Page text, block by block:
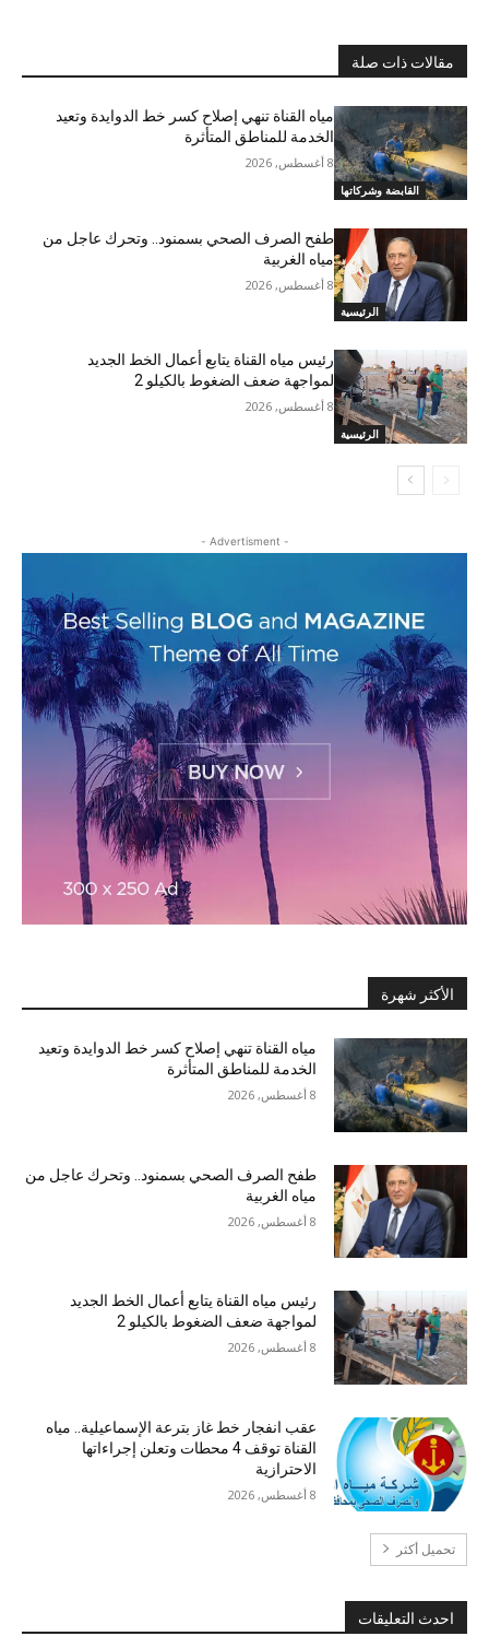
مقالات ذات صلة
القابضة وشركاتها
مياه القناة تنهي إصلاح كسر خط الدوايدة وتعيد
الخدمة للمناطق المتأثرة
8 أغسطس, 2026
الرئيسية
طفح الصرف الصحي بسمنود.. وتحرك عاجل من
مياه الغربية
8 أغسطس, 2026
الرئيسية
رئيس مياه القناة يتابع أعمال الخط الجديد
لمواجهة ضعف الضغوط بالكيلو 2
8 أغسطس, 2026
- Advertisment -
الأكثر شهرة
مياه القناة تنهي إصلاح كسر خط الدوايدة وتعيد
الخدمة للمناطق المتأثرة
8 أغسطس, 2026
طفح الصرف الصحي بسمنود.. وتحرك عاجل من
مياه الغربية
8 أغسطس, 2026
رئيس مياه القناة يتابع أعمال الخط الجديد
لمواجهة ضعف الضغوط بالكيلو 2
8 أغسطس, 2026
عقب انفجار خط غاز بترعة الإسماعيلية.. مياه
القناة توقف 4 محطات وتعلن إجراءاتها
الاحترازية
8 أغسطس, 2026
تحميل أكثر
احدث التعليقات